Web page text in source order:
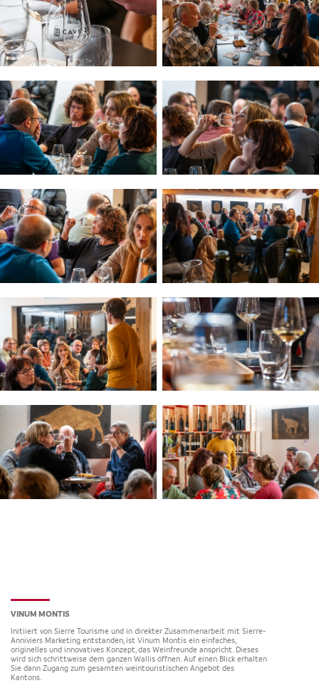
VINUM MONTIS
Initiiert von Sierre Tourisme und in direkter Zusammenarbeit mit Sierre-
Anniviers Marketing entstanden, ist Vinum Montis ein einfaches,
originelles und innovatives Konzept, das Weinfreunde anspricht. Dieses
wird sich schrittweise dem ganzen Wallis öffnen. Auf einen Blick erhalten
Sie dann Zugang zum gesamten weintouristischen Angebot des
Kantons.